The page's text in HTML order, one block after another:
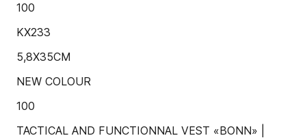
100
KX233
5,8X35CM
NEW COLOUR
100
TACTICAL AND FUNCTIONNAL VEST «BONN» |